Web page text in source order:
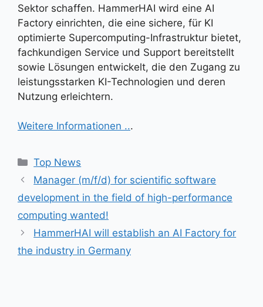
Sektor schaffen. HammerHAI wird eine AI
Factory einrichten, die eine sichere, für KI
optimierte Supercomputing-Infrastruktur bietet,
fachkundigen Service und Support bereitstellt
sowie Lösungen entwickelt, die den Zugang zu
leistungsstarken KI-Technologien und deren
Nutzung erleichtern.
Weitere Informationen ...
Kategorien
Top News
Manager (m/f/d) for scientific software
development in the field of high-performance
computing wanted!
HammerHAI will establish an AI Factory for
the industry in Germany